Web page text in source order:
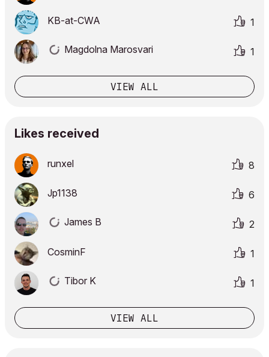
KB-at-CWA 1
Magdolna Marosvari 1
VIEW ALL
Likes received
runxel 8
Jp1138 6
James B 2
CosminF 1
Tibor K 1
VIEW ALL